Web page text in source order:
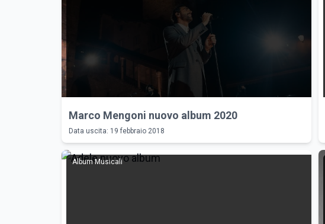
Marco Mengoni nuovo album 2020
Data uscita: 19 febbraio 2018
Album Musicali